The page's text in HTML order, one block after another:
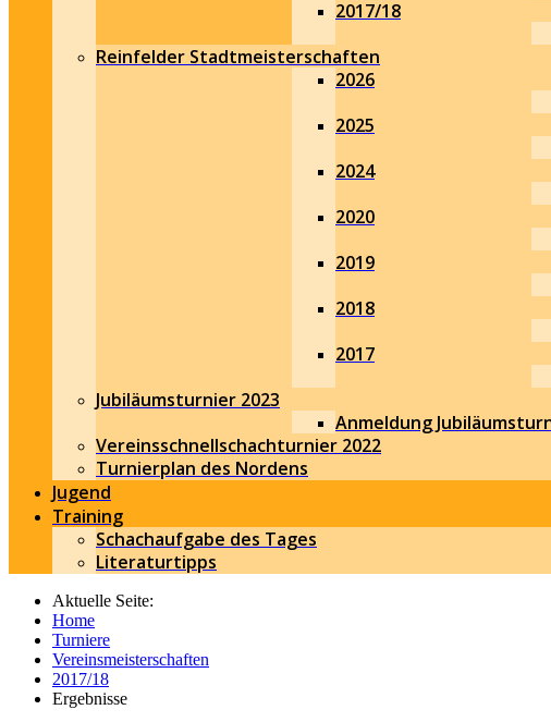
2017/18
Reinfelder Stadtmeisterschaften
2026
2025
2024
2020
2019
2018
2017
Jubiläumsturnier 2023
Anmeldung
Vereinsschnellschachturnier 2022
Turnierplan des Nordens
Jugend
Training
Schachaufgabe des Tages
Literaturtipps
Aktuelle Seite:
Home
Turniere
Vereinsmeisterschaften
2017/18
Ergebnisse